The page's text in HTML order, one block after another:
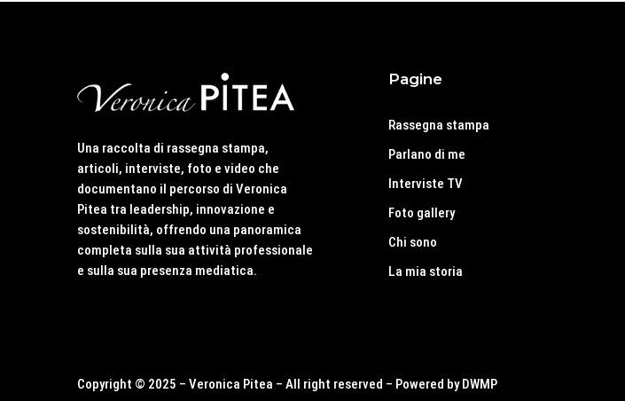
Una raccolta di rassegna stampa,
articoli, interviste, foto e video che
documentano il percorso di Veronica
Pitea tra leadership, innovazione e
sostenibilità, offrendo una panoramica
completa sulla sua attività professionale
e sulla sua presenza mediatica.
Pagine
Rassegna stampa
Parlano di me
Interviste TV
Foto gallery
Chi sono
La mia storia
Copyright © 2025 – Veronica Pitea – All right reserved – Powered byDWMP